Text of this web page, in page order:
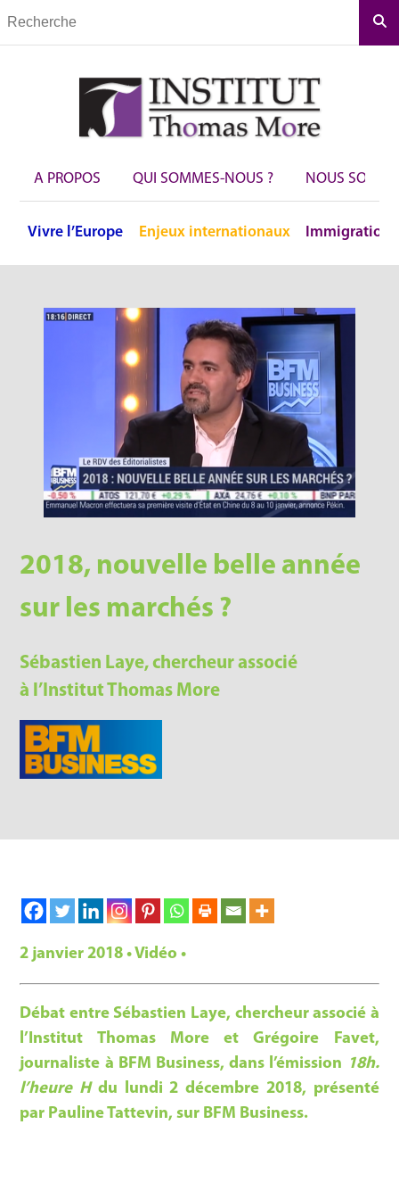
A PROPOS QUI SOMMES-NOUS ? NOUS
Vivre l’Europe Enjeux internationaux Immigration
2018, nouvelle belle année
sur les marchés ?
Sébastien Laye, chercheur associé
à l’Institut Thomas More
2 janvier 2018 • Vidéo •
Débat entre Sébastien Laye, chercheur associé à
l’Institut Thomas More et Grégoire Favet,
journaliste à BFM Business, dans l’émission 18h.
l’heure Hdu lundi 2 décembre 2018, présenté
par Pauline Tattevin, sur BFM Business.